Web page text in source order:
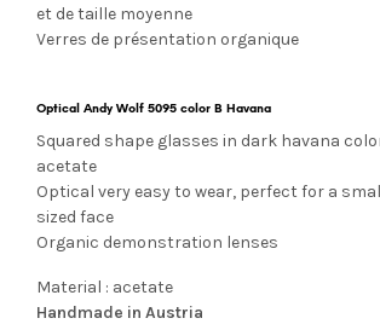
et de taille moyenne
Verres de présentation organique
Optical Andy Wolf 5095 color B Havana
Squared shape glasses in dark havana
acetate
Optical very easy to wear, perfect for a
sized face
Organic demonstration lenses
Material : acetate
Handmade in Austria